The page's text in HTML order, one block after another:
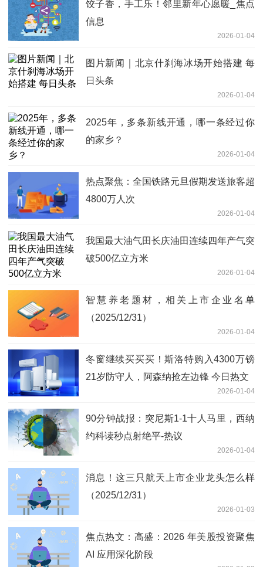
饺子香，手工乐！邻里新年心愿暖_焦点
信息
2026-01-04
图片新闻｜北京什刹海冰场开始搭建 每
日头条
2026-01-04
2025年，多条新线开通，哪一条经过你
的家乡？
2026-01-04
热点聚焦：全国铁路元旦假期发送旅客超
4800万人次
2026-01-04
我国最大油气田长庆油田连续四年产气突
破500亿立方米
2026-01-04
智慧养老题材，相关上市企业名单
（2025/12/31）
2026-01-04
冬窗继续买买买！斯洛特购入4300万镑
21岁防守人，阿森纳抢左边锋 今日热文
2026-01-04
90分钟战报：突尼斯1-1十人马里，西纳
约科读秒点射绝平-热议
2026-01-04
消息！这三只航天上市企业龙头怎么样
（2025/12/31）
2026-01-03
焦点热文：高盛：2026 年美股投资聚焦
AI 应用深化阶段